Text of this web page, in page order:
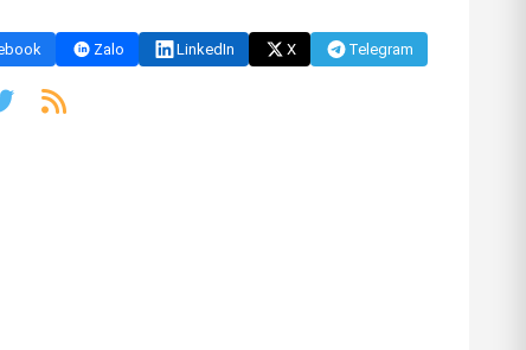
Zalo LinkedIn X Telegram